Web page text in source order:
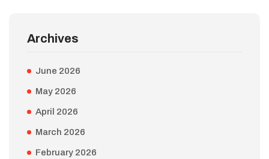
Archives
June 2026
May 2026
April 2026
March 2026
February 2026